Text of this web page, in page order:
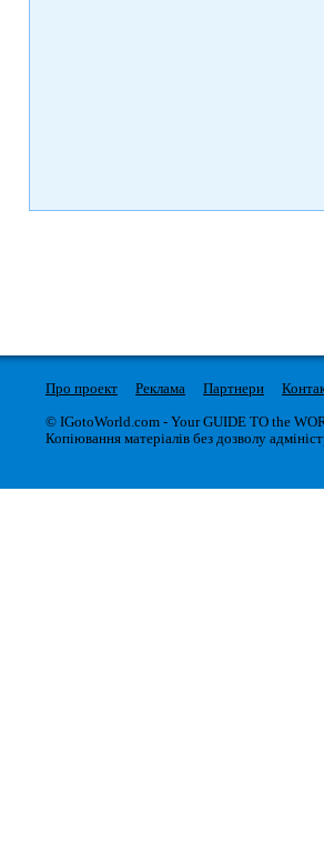
Про проект Реклама Партнери
© IGotoWorld.com - Your GUIDE TO the
Копіювання матеріалів без дозволу